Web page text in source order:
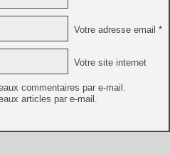
Votre adresse email *
Votre site internet
commentaires par e-mail.
articles par e-mail.